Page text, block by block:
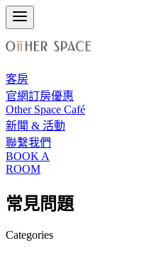
客房
官網訂房優惠
Other Space Café
新聞 & 活動
聯繫我們
BOOK A
ROOM
常見問題
Categories